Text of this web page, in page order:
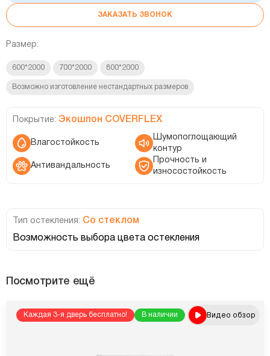
ЗАКАЗАТЬ ЗВОНОК
Размер:
600*2000 700*2000 800*2000
Возможно изготовление нестандартных размеров
Покрытие: Экошпон COVERFLEX
Влагостойкость
Шумопоглощающий
контур
Антивандальность
Прочность и
износостойкость
Тип остекления: Со стеклом
Возможность выбора цвета остекления
Посмотрите ещё
Каждая 3-я дверь бесплатно! В наличии Видео обзор